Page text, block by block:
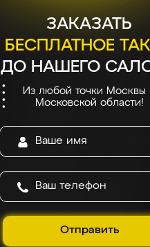
ЗАКАЗАТЬ
БЕСПЛАТНОЕ
ДО НАШЕГО
Из любой точки Москвы
Московской области!
Отправить